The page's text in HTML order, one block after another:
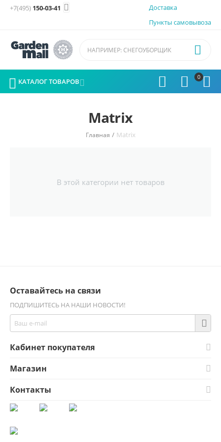
Доставка
Пункты самовывоза
+7(495) 150-03-41 
0 



 КАТАЛОГ ТОВАРОВ
Matrix
Главная / Matrix
В этой категории нет товаров
Оставайтесь на связи
ПОДПИШИТЕСЬ НА НАШИ НОВОСТИ!
Кабинет покупателя
Магазин
Контакты